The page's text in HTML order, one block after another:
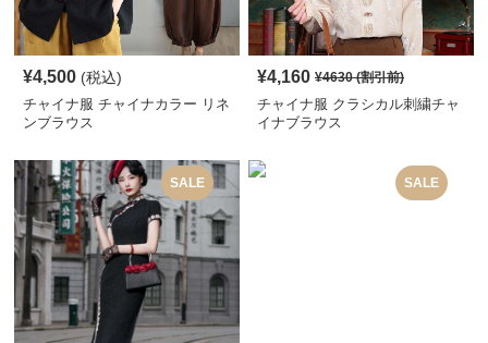
¥4,500 (税込)
チャイナ服 チャイナカラー リネ
ンブラウス
¥4,160 ¥4630(割引前)
チャイナ服 クラシカル刺繍チャ
イナブラウス
SALE SALE